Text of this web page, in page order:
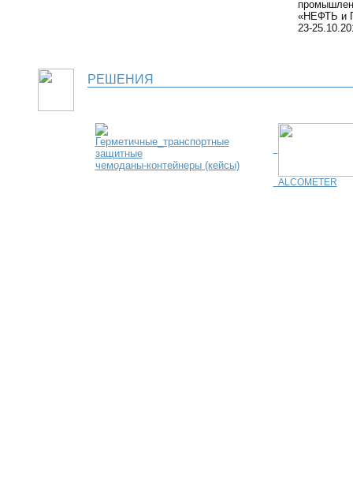
РЕШЕНИЯ
Герметичные_транспортные
защитные
чемоданы-контейнеры (кейсы)
ALCOMETER